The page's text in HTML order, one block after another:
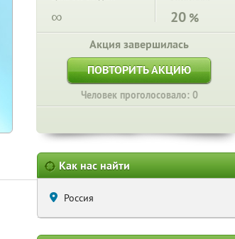
∞ 20 %
Акция завершилась
ПОВТОРИТЬ АКЦИЮ
Человек проголосовало: 0
Как нас найти
Россия